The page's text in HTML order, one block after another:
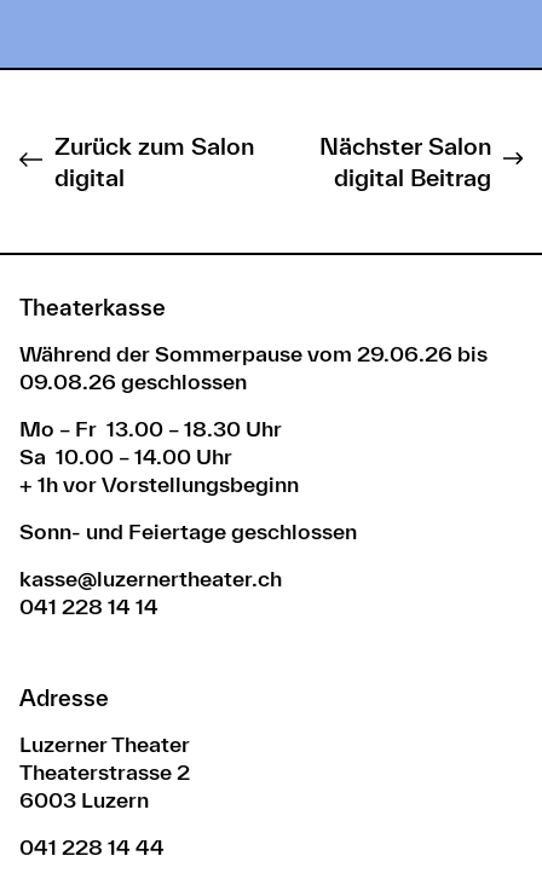
Zurück zum Salon
digital
Nächster Salon
digital Beitrag
Theaterkasse
Während der Sommerpause vom 29.06.26 bis
09.08.26 geschlossen
Mo – Fr 13.00 – 18.30 Uhr
Sa 10.00 – 14.00 Uhr
+ 1h vor Vorstellungsbeginn
Sonn- und Feiertage geschlossen
kasse@luzernertheater.ch
041 228 14 14
Adresse
Luzerner Theater
Theaterstrasse 2
6003 Luzern
041 228 14 44